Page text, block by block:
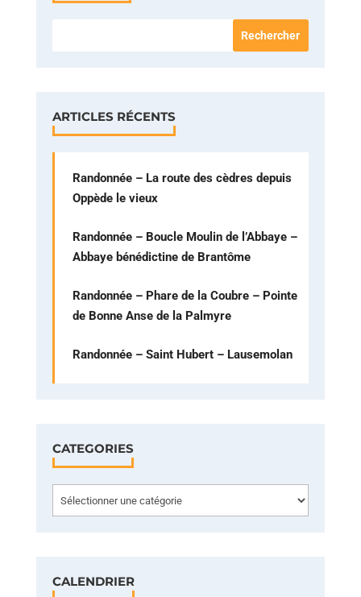
ARTICLES RÉCENTS
Randonnée – La route des cèdres depuis
Oppède le vieux
Randonnée – Boucle Moulin de l’Abbaye –
Abbaye bénédictine de Brantôme
Randonnée – Phare de la Coubre – Pointe
de Bonne Anse de la Palmyre
Randonnée – Saint Hubert – Lausemolan
CATEGORIES
CALENDRIER